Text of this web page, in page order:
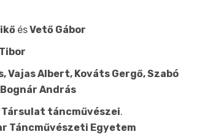
ésVető Gábor
Vajas Albert, Kováts Gergő, Szabó
András
Társulat táncművészei.
Táncművészeti Egyetem